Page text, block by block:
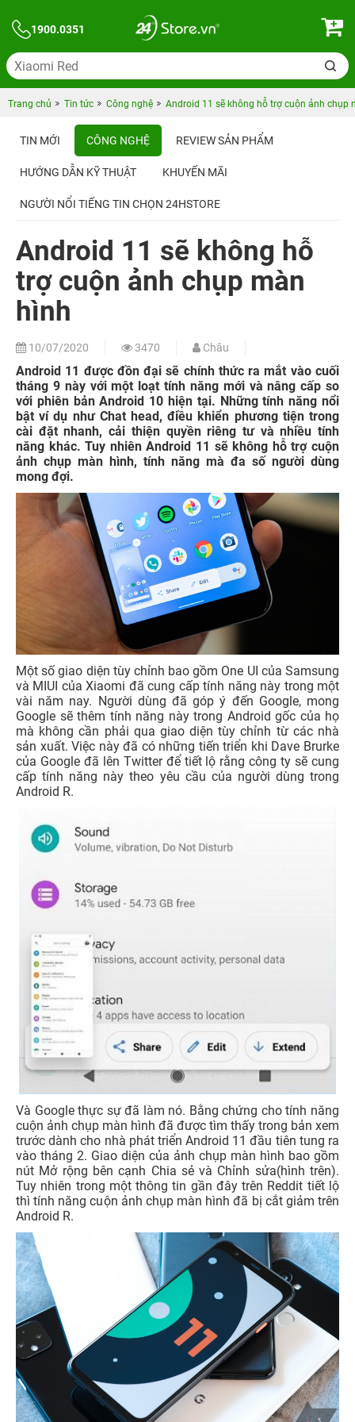
1900.0351
Trang chủ Tin tức Công nghệ Android 11 sẽ không hỗ trợ cuộn ảnh chụp
TIN MỚI CÔNG NGHỆ REVIEW SẢN PHẨM
HƯỚNG DẪN KỸ THUẬT KHUYẾN MÃI
NGƯỜI NỔI TIẾNG TIN CHỌN 24HSTORE
Android 11 sẽ không hỗ
trợ cuộn ảnh chụp màn
hình
10/07/2020 3470 Châu
Android 11 được đồn đại sẽ chính thức ra mắt vào cuối
tháng 9 này với một loạt tính năng mới và nâng cấp so
với phiên bản Android 10 hiện tại. Những tính năng nổi
bật ví dụ như Chat head, điều khiển phương tiện trong
cài đặt nhanh, cải thiện quyền riêng tư và nhiều tính
năng khác. Tuy nhiên Android 11 sẽ không hỗ trợ cuộn
ảnh chụp màn hình, tính năng mà đa số người dùng
mong đợi.
Một số giao diện tùy chỉnh bao gồm One UI của Samsung
và MIUI của Xiaomi đã cung cấp tính năng này trong một
vài năm nay. Người dùng đã góp ý đến Google, mong
Google sẽ thêm tính năng này trong Android gốc của họ
mà không cần phải qua giao diện tùy chỉnh từ các nhà
sản xuất. Việc này đã có những tiến triển khi Dave Brurke
của Google đã lên Twitter để tiết lộ rằng công ty sẽ cung
cấp tính năng này theo yêu cầu của người dùng trong
Android R.
Và Google thực sự đã làm nó. Bằng chứng cho tính năng
cuộn ảnh chụp màn hình đã được tìm thấy trong bản xem
trước dành cho nhà phát triển Android 11 đầu tiên tung ra
vào tháng 2. Giao diện của ảnh chụp màn hình bao gồm
nút Mở rộng bên cạnh Chia sẻ và Chỉnh sửa(hình trên).
Tuy nhiên trong một thông tin gần đây trên Reddit tiết lộ
thì tính năng cuộn ảnh chụp màn hình đã bị cắt giảm trên
Android R.